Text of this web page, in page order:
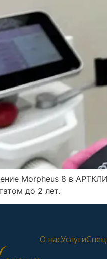
Morpheus 8 в
до 2 лет.
О насУслуги